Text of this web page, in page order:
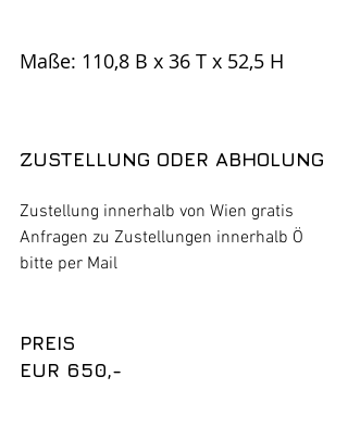
Maße: 110,8 B x 36 T x 52,5 H
ZUSTELLUNG ODER ABHOLUNG
Zustellung innerhalb von Wien gratis
Anfragen zu Zustellungen innerhalb Ö
bitte per Mail
PREIS
EUR 650,-